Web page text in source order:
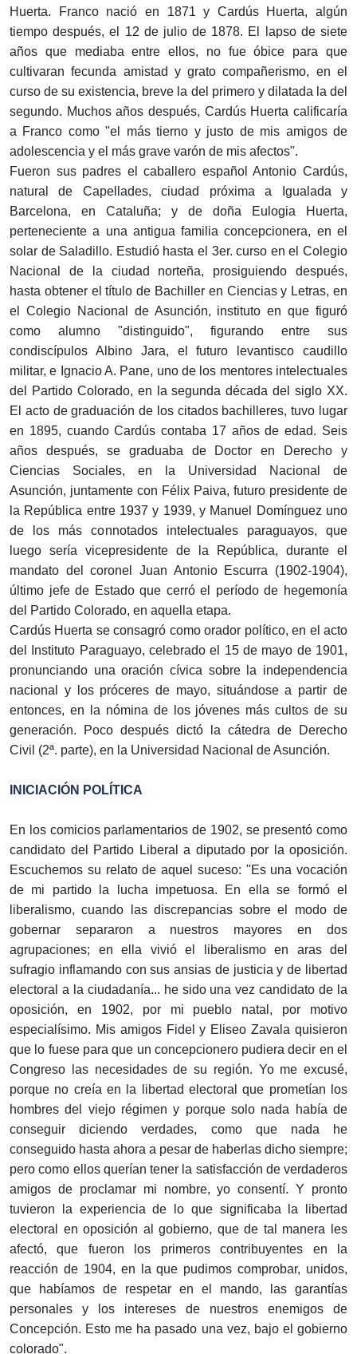
Huerta. Franco nació en 1871 y Cardús Huerta, algún
tiempo después, el 12 de julio de 1878. El lapso de siete
años que mediaba entre ellos, no fue óbice para que
cultivaran fecunda amistad y grato compañerismo, en el
curso de su existencia, breve la del primero y dilatada la del
segundo. Muchos años después, Cardús Huerta calificaría
a Franco como "el más tierno y justo de mis amigos de
adolescencia y el más grave varón de mis afectos".
Fueron sus padres el caballero español Antonio Cardús,
natural de Capellades, ciudad próxima a Igualada y
Barcelona, en Cataluña; y de doña Eulogia Huerta,
perteneciente a una antigua familia concepcionera, en el
solar de Saladillo. Estudió hasta el 3er. curso en el Colegio
Nacional de la ciudad norteña, prosiguiendo después,
hasta obtener el título de Bachiller en Ciencias y Letras, en
el Colegio Nacional de Asunción, instituto en que figuró
como alumno "distinguido", figurando entre sus
condiscípulos Albino Jara, el futuro levantisco caudillo
militar, e Ignacio A. Pane, uno de los mentores intelectuales
del Partido Colorado, en la segunda década del siglo XX.
El acto de graduación de los citados bachilleres, tuvo lugar
en 1895, cuando Cardús contaba 17 años de edad. Seis
años después, se graduaba de Doctor en Derecho y
Ciencias Sociales, en la Universidad Nacional de
Asunción, juntamente con Félix Paiva, futuro presidente de
la República entre 1937 y 1939, y Manuel Domínguez uno
de los más connotados intelectuales paraguayos, que
luego sería vicepresidente de la República, durante el
mandato del coronel Juan Antonio Escurra (1902-1904),
último jefe de Estado que cerró el período de hegemonía
del Partido Colorado, en aquella etapa.
Cardús Huerta se consagró como orador político, en el acto
del Instituto Paraguayo, celebrado el 15 de mayo de 1901,
pronunciando una oración cívica sobre la independencia
nacional y los próceres de mayo, situándose a partir de
entonces, en la nómina de los jóvenes más cultos de su
generación. Poco después dictó la cátedra de Derecho
Civil (2ª. parte), en la Universidad Nacional de Asunción.
INICIACIÓN POLÍTICA
En los comicios parlamentarios de 1902, se presentó como
candidato del Partido Liberal a diputado por la oposición.
Escuchemos su relato de aquel suceso: "Es una vocación
de mi partido la lucha impetuosa. En ella se formó el
liberalismo, cuando las discrepancias sobre el modo de
gobernar separaron a nuestros mayores en dos
agrupaciones; en ella vivió el liberalismo en aras del
sufragio inflamando con sus ansias de justicia y de libertad
electoral a la ciudadanía... he sido una vez candidato de la
oposición, en 1902, por mi pueblo natal, por motivo
especialísimo. Mis amigos Fidel y Eliseo Zavala quisieron
que lo fuese para que un concepcionero pudiera decir en el
Congreso las necesidades de su región. Yo me excusé,
porque no creía en la libertad electoral que prometían los
hombres del viejo régimen y porque solo nada había de
conseguir diciendo verdades, como que nada he
conseguido hasta ahora a pesar de haberlas dicho siempre;
pero como ellos querían tener la satisfacción de verdaderos
amigos de proclamar mi nombre, yo consentí. Y pronto
tuvieron la experiencia de lo que significaba la libertad
electoral en oposición al gobierno, que de tal manera les
afectó, que fueron los primeros contribuyentes en la
reacción de 1904, en la que pudimos comprobar, unidos,
que habíamos de respetar en el mando, las garantías
personales y los intereses de nuestros enemigos de
Concepción. Esto me ha pasado una vez, bajo el gobierno
colorado".